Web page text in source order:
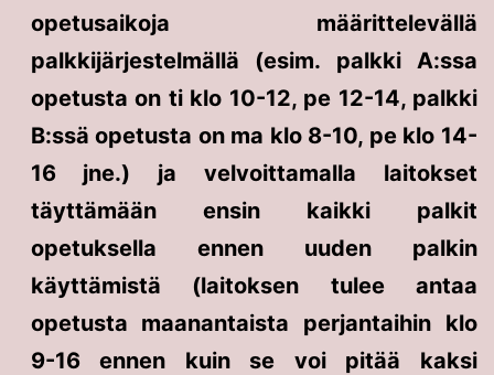
opetusaikoja määrittelevällä
palkkijärjestelmällä (esim. palkki A:ssa
opetusta on ti klo 10-12, pe 12-14, palkki
B:ssä opetusta on ma klo 8-10, pe klo 14-
16 jne.) ja velvoittamalla laitokset
täyttämään ensin kaikki palkit
opetuksella ennen uuden palkin
käyttämistä (laitoksen tulee antaa
opetusta maanantaista perjantaihin klo
9-16 ennen kuin se voi pitää kaksi